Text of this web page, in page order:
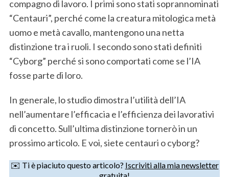
compagno di lavoro. I primi sono stati soprannominati
“Centauri”, perché come la creatura mitologica metà
uomo e metà cavallo, mantengono una netta
distinzione tra i ruoli. I secondo sono stati definiti
“Cyborg” perché si sono comportati come se l’IA
fosse parte di loro.
In generale, lo studio dimostra l’utilità dell’IA
nell’aumentare l’efficacia e l’efficienza dei lavorativi
di concetto. Sull’ultima distinzione tornerò in un
prossimo articolo. E voi, siete centauri o cyborg?
✉️ Ti è piaciuto questo articolo? Iscriviti alla mia newsletter
gratuita!